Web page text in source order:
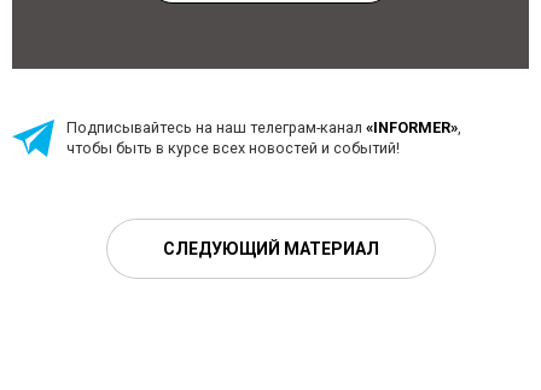
Подписывайтесь на наш телеграм-канал «INFORMER»,
чтобы быть в курсе всех новостей и событий!
СЛЕДУЮЩИЙ МАТЕРИАЛ